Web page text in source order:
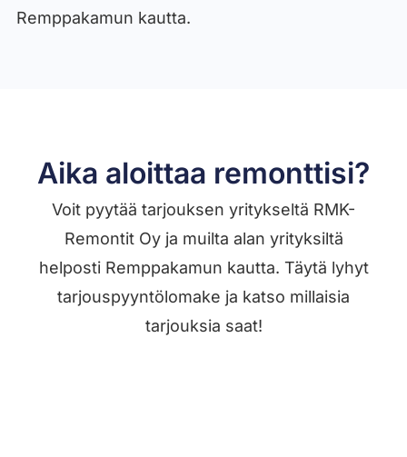
Remppakamun kautta.
Aika aloittaa remonttisi?
Voit pyytää tarjouksen yritykseltä RMK-
Remontit Oy ja muilta alan yrityksiltä
helposti Remppakamun kautta. Täytä lyhyt
tarjouspyyntölomake ja katso millaisia
tarjouksia saat!